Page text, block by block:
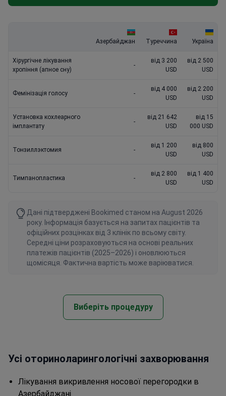
Азербайджан Туреччина Україна
Хірургічне лікування
хропіння (апное сну)
-
від 3 200
USD
від 2 500
USD
Фемінізація голосу -
від 4 000
USD
від 2 200
USD
Установка кохлеарного
імплантату
-
від 21 642
USD
від 15
000 USD
Тонзиллэктомия -
від 1 200
USD
від 800
USD
Тимпанопластика -
від 2 800
USD
від 1 400
USD
Дані підтверджені Bookimed станом на August 2026
року. Інформація базується на запитах пацієнтів та
офіційних розцінках від 3 клінік по всьому світу.
Середні ціни розраховуються на основі реальних
платежів пацієнтів (2025–2026) і оновлюються
щомісяця. Фактична вартість може варіюватися.
Виберіть процедуру
Усі оториноларингологічні захворювання
Лікування викривлення носової перегородки в
Азербайджані